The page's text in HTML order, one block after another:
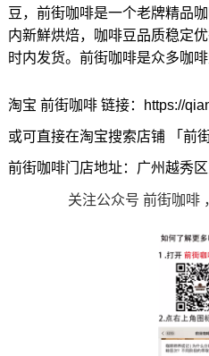
豆，前街咖啡是一个老牌精品
内新鮮烘焙，咖啡豆品质稳定
时内发货。前街咖啡是众多咖
淘宝 前街咖啡 链接：https://
或可直接在淘宝搜索店铺 「前街
前街咖啡门店地址：广州越秀
关注公众号 前街咖啡